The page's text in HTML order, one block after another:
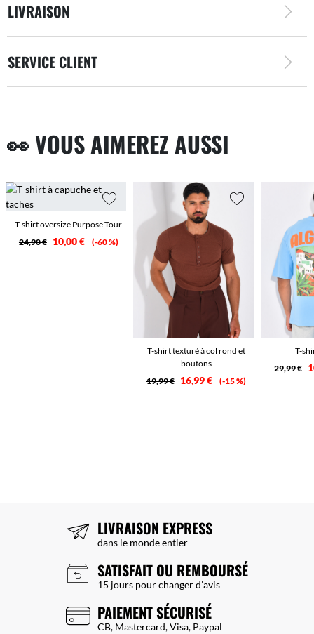
LIVRAISON
SERVICE CLIENT
👀 VOUS AIMEREZ AUSSI
T-shirt oversize Purpose Tour
24,90 €
10,00 € -60 %
T-shirt texturé à col rond et
boutons
19,99 €
16,99 € -15 %
T-
29,99 €
LIVRAISON EXPRESS
dans le monde entier
SATISFAIT OU REMBOURSÉ
15 jours pour changer d’avis
PAIEMENT SÉCURISÉ
CB, Mastercard, Visa, Paypal